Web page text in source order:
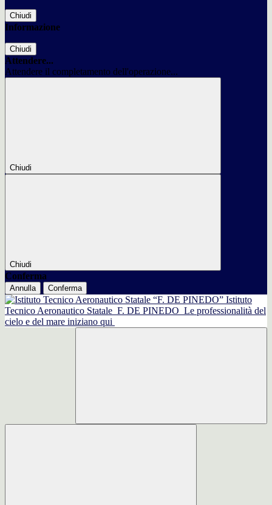
Chiudi
Informazione
Chiudi
Attendere...
Attendere il completamento dell'operazione...
Chiudi
Chiudi
Conferma
Annulla Conferma
Istituto
Tecnico Aeronautico Statale F. DE PINEDO Le professionalità del
cielo e del mare iniziano qui